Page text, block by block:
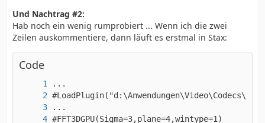
Und Nachtrag #2:
Hab noch ein wenig rumprobiert ... Wenn ich die zwei
Zeilen auskommentiere, dann läuft es erstmal in Stax:
Code